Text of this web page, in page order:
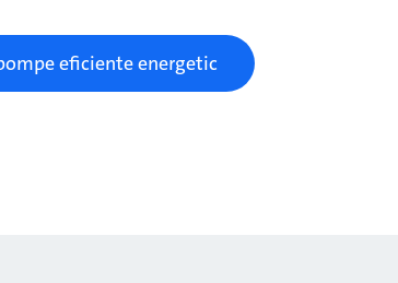
eficiente energetic